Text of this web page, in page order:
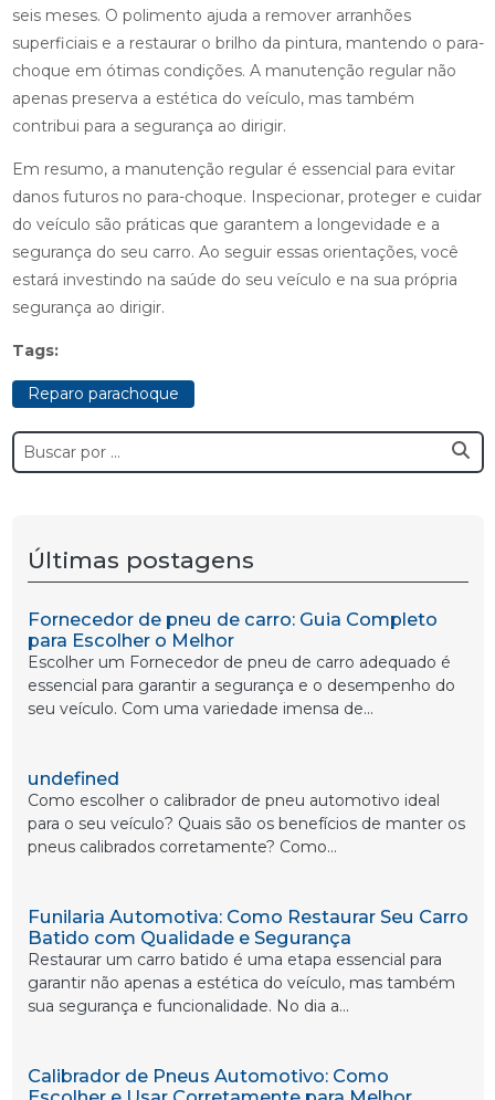
seis meses. O polimento ajuda a remover arranhões
superficiais e a restaurar o brilho da pintura, mantendo o para-
choque em ótimas condições. A manutenção regular não
apenas preserva a estética do veículo, mas também
contribui para a segurança ao dirigir.
Em resumo, a manutenção regular é essencial para evitar
danos futuros no para-choque. Inspecionar, proteger e cuidar
do veículo são práticas que garantem a longevidade e a
segurança do seu carro. Ao seguir essas orientações, você
estará investindo na saúde do seu veículo e na sua própria
segurança ao dirigir.
Tags:
Reparo parachoque
Últimas postagens
Fornecedor de pneu de carro: Guia Completo
para Escolher o Melhor
Escolher um Fornecedor de pneu de carro adequado é
essencial para garantir a segurança e o desempenho do
seu veículo. Com uma variedade imensa de...
undefined
Como escolher o calibrador de pneu automotivo ideal
para o seu veículo? Quais são os benefícios de manter os
pneus calibrados corretamente? Como...
Funilaria Automotiva: Como Restaurar Seu Carro
Batido com Qualidade e Segurança
Restaurar um carro batido é uma etapa essencial para
garantir não apenas a estética do veículo, mas também
sua segurança e funcionalidade. No dia a...
Calibrador de Pneus Automotivo: Como